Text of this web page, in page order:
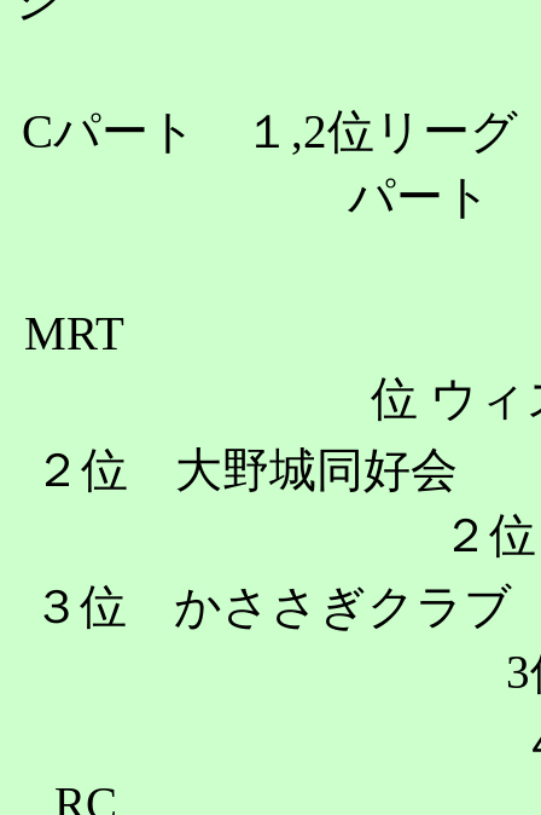
Cパート １ ,2
パート
MRT
位 ウィ
２位 大
２位
３位 か
3
RC